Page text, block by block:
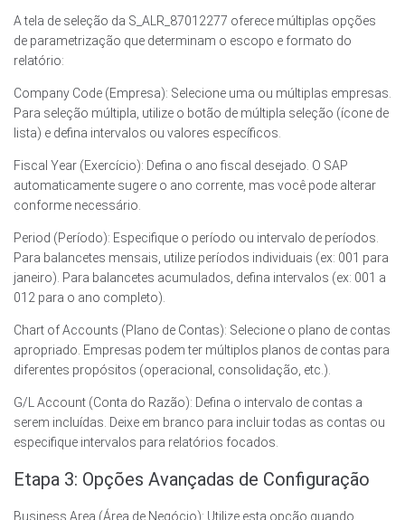
A tela de seleção da S_ALR_87012277 oferece múltiplas opções
de parametrização que determinam o escopo e formato do
relatório:
Company Code (Empresa): Selecione uma ou múltiplas empresas.
Para seleção múltipla, utilize o botão de múltipla seleção (ícone de
lista) e defina intervalos ou valores específicos.
Fiscal Year (Exercício): Defina o ano fiscal desejado. O SAP
automaticamente sugere o ano corrente, mas você pode alterar
conforme necessário.
Period (Período): Especifique o período ou intervalo de períodos.
Para balancetes mensais, utilize períodos individuais (ex: 001 para
janeiro). Para balancetes acumulados, defina intervalos (ex: 001 a
012 para o ano completo).
Chart of Accounts (Plano de Contas): Selecione o plano de contas
apropriado. Empresas podem ter múltiplos planos de contas para
diferentes propósitos (operacional, consolidação, etc.).
G/L Account (Conta do Razão): Defina o intervalo de contas a
serem incluídas. Deixe em branco para incluir todas as contas ou
especifique intervalos para relatórios focados.
Etapa 3: Opções Avançadas de Configuração
Business Area (Área de Negócio): Utilize esta opção quando